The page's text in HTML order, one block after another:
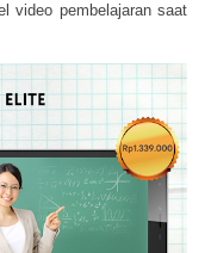
video pembelajaran saat